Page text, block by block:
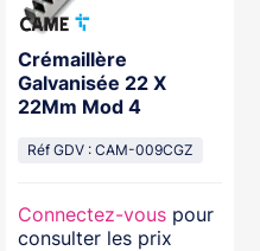
Crémaillère
Galvanisée 22 X
22Mm Mod 4
Réf GDV : CAM-009CGZ
Connectez-vous pour
consulter les prix